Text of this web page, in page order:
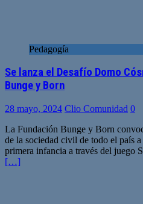
Pedagogía
Se lanza el Desafío Domo
Bunge y Born
28 mayo, 2024 Clio Comunidad 0
La Fundación Bunge y Born
de la sociedad civil de todo el país
primera infancia a través del juego
[…]